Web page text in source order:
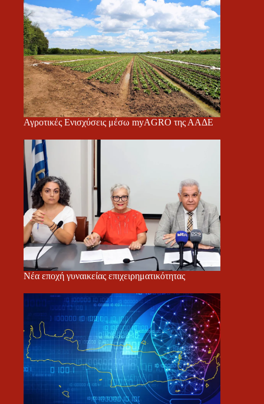
Αγροτικές Ενισχύσεις μέσω myAGRO της ΑΑΔΕ
Νέα εποχή γυναικείας επιχειρηματικότητας